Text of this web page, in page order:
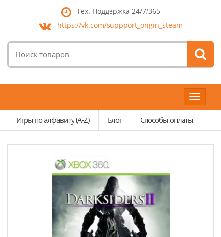
Тех. Поддержка 24/7/365
https://vk.com/suppport_origin_steam
товаров:
Toggle
Игры по алфавиту (A-Z)
Блог Способы оплаты